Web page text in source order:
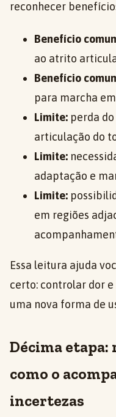
reconhecer
Benefício
ao atrito
Benefício
para marcha
Limite: perda
articulação do
Limite:
adaptação e
Limite:
em regiões
Essa leitura ajuda
certo: controlar dor
uma nova forma de
Décima etapa:
como o
incertezas